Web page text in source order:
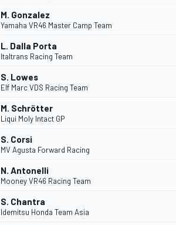
M. Gonzalez
Yamaha VR46 Master Camp Team
L. Dalla Porta
Italtrans Racing Team
S. Lowes
Elf Marc VDS Racing Team
M. Schrötter
Liqui Moly Intact GP
S. Corsi
MV Agusta Forward Racing
N. Antonelli
Mooney VR46 Racing Team
S. Chantra
Idemitsu Honda Team Asia